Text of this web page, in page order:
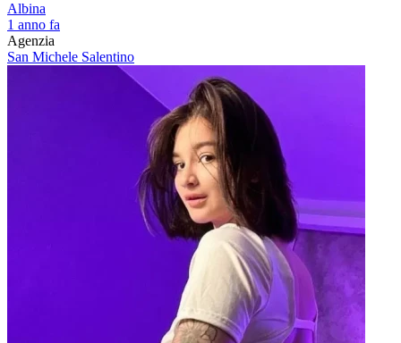
Albina
1 anno fa
Agenzia
San Michele Salentino